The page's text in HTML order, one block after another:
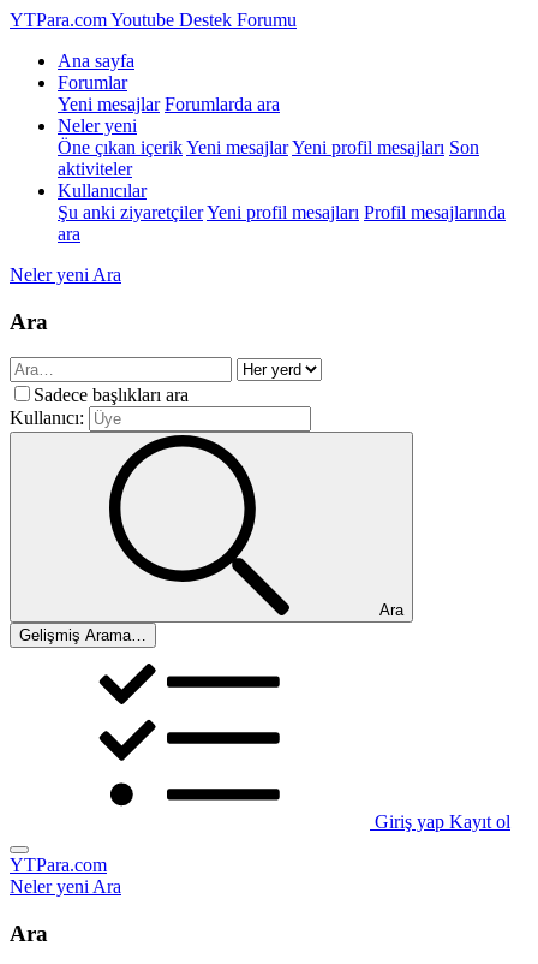
YTPara.comYoutube Destek Forumu
Ana sayfa
Forumlar
Yeni mesajlar Forumlarda ara
Neler yeni
Öne çıkan içerikYeni mesajlarYeni profil mesajları Son
aktiviteler
Kullanıcılar
Şu anki ziyaretçilerYeni profil mesajları Profil mesajlarında
ara
Neler yeni Ara
Ara
Sadece başlıkları ara
Kullanıcı:
Ara
Gelişmiş Arama…
Giriş yap Kayıt ol
YTPara.com
Neler yeniAra
Ara